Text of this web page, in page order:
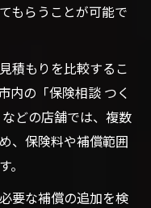
もらうことが可能で
積もりを比較するこ
内の「保険相談 つく
どの店舗では、複数
、保険料や補償範囲
要な補償の追加を検